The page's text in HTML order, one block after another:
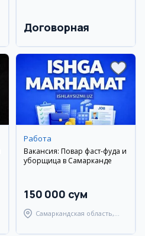
Договорная
Работа
Вакансия: Повар фаст-фуда и
уборщица в Самарканде
150 000 сум
Самаркандская область,